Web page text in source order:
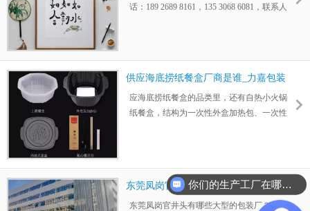
话：189 2689 8161，135 3068 6081，联系人
供应海底捞纸餐盒厂商是谁_力嘉包装
应海底捞纸餐盒的品类里，还有自热小火锅
纸餐盒，结构为一次性外盒加热包、一次性
东莞凤岗官井头有哪些大型的包装厂_
力嘉包装
东莞凤岗官井头有哪些大型的包装厂？力嘉
你们的生产工厂在哪里？